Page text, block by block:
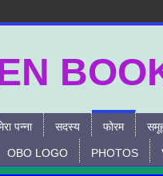
पन्ना सदस्य फोरम
OBO LOGO PHOTOS